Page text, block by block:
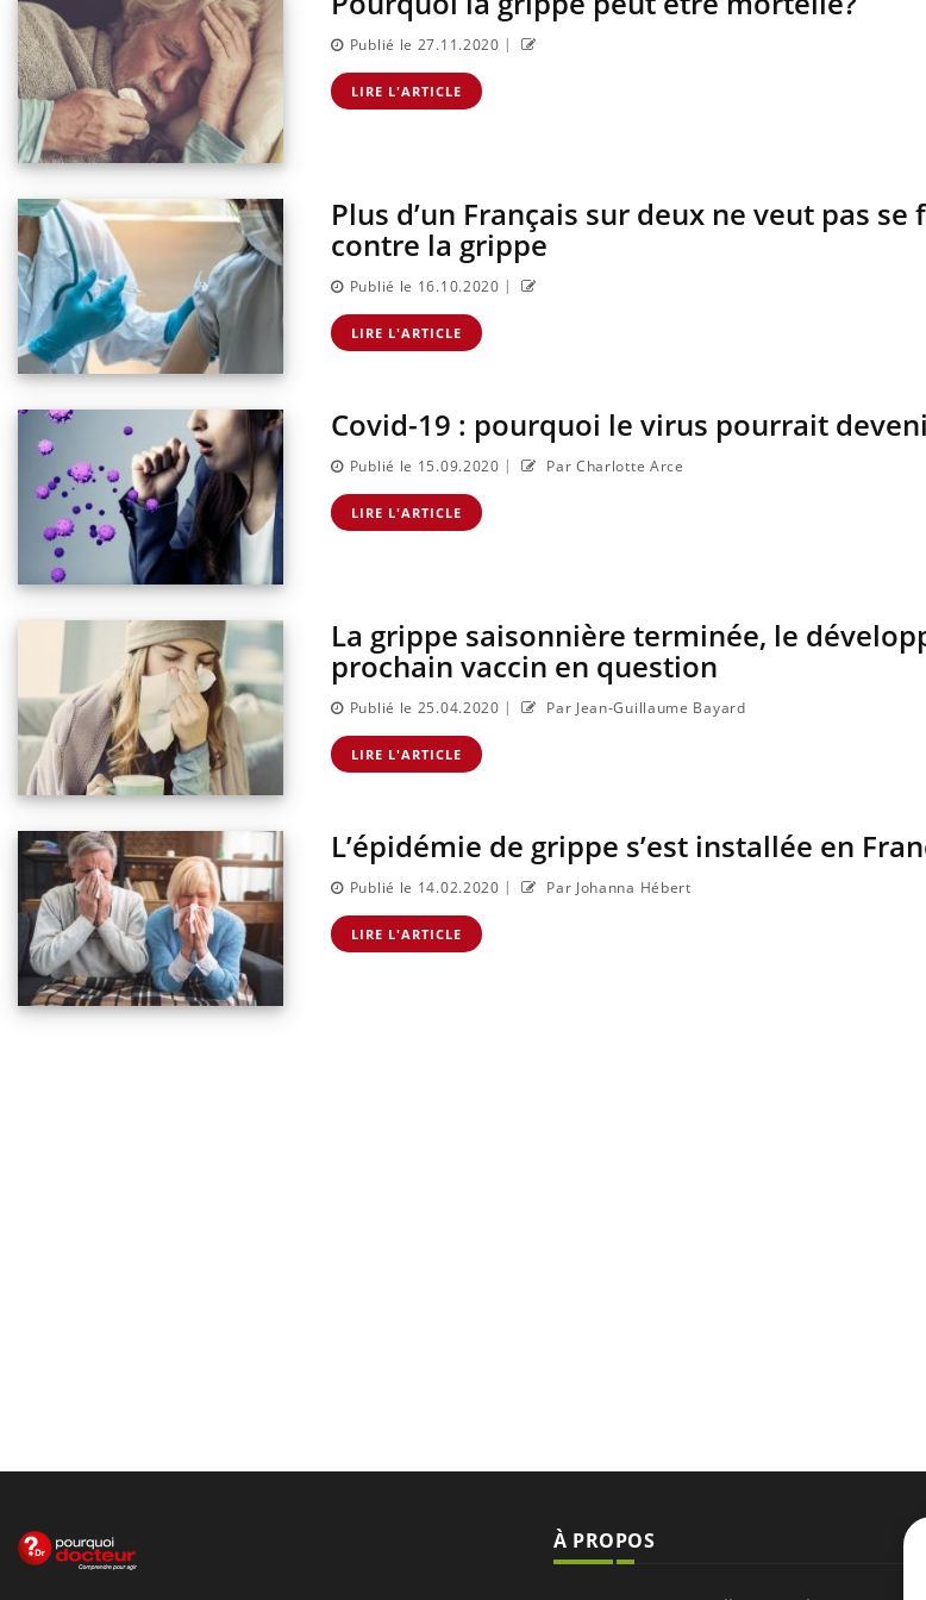
Publié le 27.11.2020 |
LIRE L'ARTICLE
Plus d’un Français sur deux ne veut pas
contre la grippe
Publié le 16.10.2020 |
LIRE L'ARTICLE
Covid-19 : pourquoi le virus pourrait
Publié le 15.09.2020 | Par Charlotte Arce
LIRE L'ARTICLE
La grippe saisonnière terminée, le
prochain vaccin en question
Publié le 25.04.2020 | Par Jean-Guillaume Bayard
LIRE L'ARTICLE
L’épidémie de grippe s’est installée en
Publié le 14.02.2020 | Par Johanna Hébert
LIRE L'ARTICLE
sur la maladie d'un proche c'est montrer ...
À PROPOS